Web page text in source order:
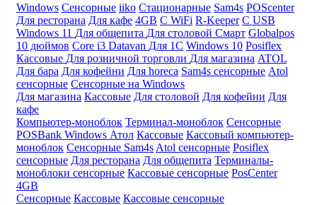
Windows Сенсорные iiko Стационарные Sam4s POScenter
Для ресторана Для кафе 4GB С WiFi R-Keeper С USB
Windows 11 Для общепита Для столовой Смарт Globalpos
10 дюймов Core i3 Datavan Для 1С Windows 10 Posiflex
Кассовые Для розничной торговли Для магазина ATOL
Для бара Для кофейни Для horeca Sam4s сенсорные Atol
сенсорные Сенсорные на Windows
Для магазина Кассовые Для столовой Для кофейни Для
кафе
Компьютер-моноблок Терминал-моноблок Сенсорные
POSBank Windows Атол Кассовые Кассовый компьютер-
моноблок Сенсорные Sam4s Atol сенсорные Posiflex
сенсорные Для ресторана Для общепита Терминалы-
моноблоки сенсорные Кассовые сенсорные PosCenter
4GB
Сенсорные Кассовые Кассовые сенсорные